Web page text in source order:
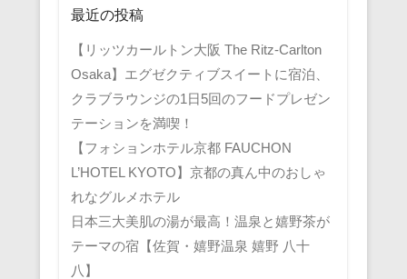
最近の投稿
【リッツカールトン大阪 The Ritz-Carlton
Osaka】エグゼクティブスイートに宿泊、
クラブラウンジの1日5回のフードプレゼン
テーションを満喫！
【フォションホテル京都 FAUCHON
L’HOTEL KYOTO】京都の真ん中のおしゃ
れなグルメホテル
日本三大美肌の湯が最高！温泉と嬉野茶が
テーマの宿【佐賀・嬉野温泉 嬉野 八十
八】